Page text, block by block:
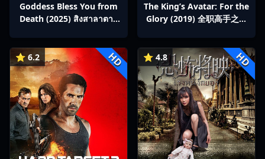
Goddess Bless You from
Death (2025) สิงสาลาตาย
The King’s Avatar: For the
Glory (2019) 全职高手之巅
⭐ 6.2 HD ⭐ 4.8 HD